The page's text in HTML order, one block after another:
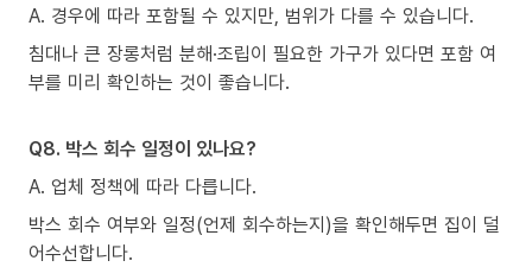
A. 경우에 따라 포함될 수 있지만, 범위가 다를 수 있습니다.
침대나 큰 장롱처럼 분해·조립이 필요한 가구가 있다면 포함 여
부를 미리 확인하는 것이 좋습니다.
Q8. 박스 회수 일정이 있나요?
A. 업체 정책에 따라 다릅니다.
박스 회수 여부와 일정(언제 회수하는지)을 확인해두면 집이 덜
어수선합니다.